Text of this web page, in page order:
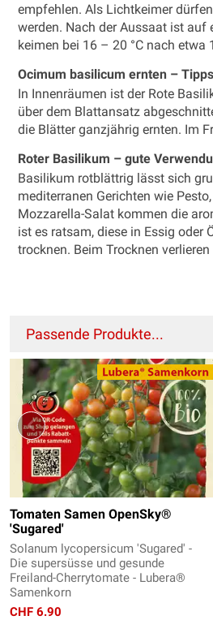
empfehlen. Als Lichtkeimer
werden. Nach der Aussaat ist
keimen bei 16 – 20 °C nach etwa
Ocimum basilicum ernten – Tipps
In Innenräumen ist der Rote
über dem Blattansatz
die Blätter ganzjährig ernten. Im
Roter Basilikum – gute
Basilikum rotblättrig lässt sich
mediterranen Gerichten wie
Mozzarella-Salat kommen die
ist es ratsam, diese in Essig oder
trocknen. Beim Trocknen
Passende Produkte...
Tomaten Samen OpenSky®
'Sugared'
Solanum lycopersicum 'Sugared' -
Die supersüsse und gesunde
Freiland-Cherrytomate - Lubera®
Samenkorn
CHF 6.90